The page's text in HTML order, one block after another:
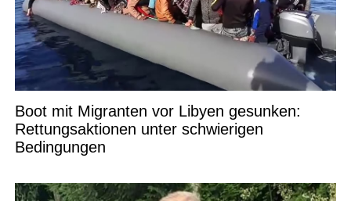
Boot mit Migranten vor Libyen gesunken:
Rettungsaktionen unter schwierigen
Bedingungen